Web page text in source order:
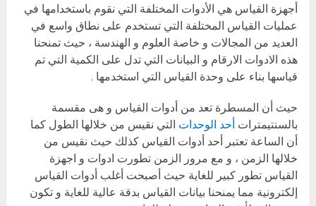
أجهزة القياس هي الأدوات المختلفة التي نقوم باستخدامها في
عمليات القياس المختلفة التي تستخدم على نطاق واسع في
العديد من المجالات و خاصة العلوم و الهندسة ، حيث تمنحنا
هذه الادوات الارقام و البيانات التي تدل على الكمية التي تم
قياسها بناء على وحدة القياس التي استخدمها .
حيث أن المسطرة تعد من أدوات القياس و هى مقسمة
بالسنتيمترات أحد الوحدات التي نقيس من خلالها الطول كما
أن الساعة تعتبر أحد أدوات القياس كذلك حيث نقيس من
خلالها الزمن ، و مع مرور الزمن تطورت ادوات و اجهزة
القياس تطور كبير للغاية حيث أصبحت أغلب أدوات القياس
إلكترونية مما يمنحنا بيانات القياس بدقة عالية للغاية و تكون